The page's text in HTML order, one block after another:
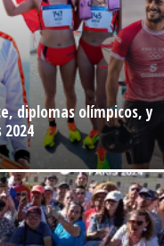
diplomas olímpicos, y